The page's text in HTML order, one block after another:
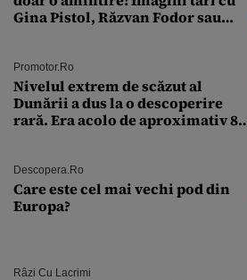
Gina Pistol, Răzvan Fodor sau
Promotor.ro
Nivelul extrem de scăzut al
Dunării a dus la o descoperire
rară. Era acolo de aproximativ 80
Descopera.ro
Care este cel mai vechi pod din
Europa?
Râzi Cu Lacrimi